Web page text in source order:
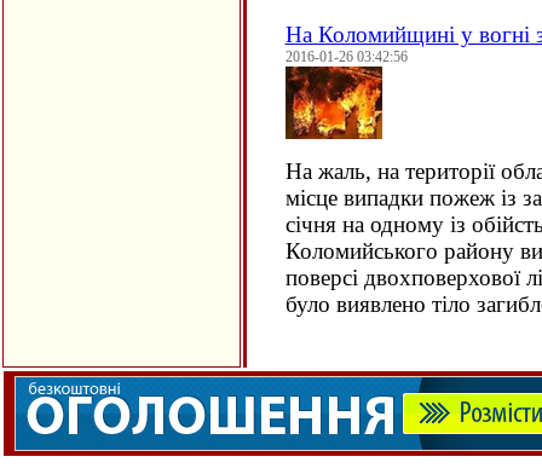
На Коломийщині у вогні
2016-01-26 03:42:56
На жаль, на території
місце випадки пожеж із
січня на одному із
Коломийського району
поверсі двохповерхової
було виявлено тіло